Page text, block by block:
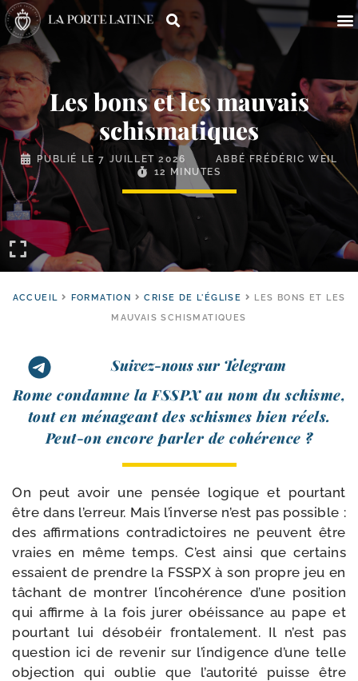
Les bons et les mauvais
schismatiques
PUBLIÉ LE7 JUILLET 2026
ABBÉ FRÉDÉRIC WEIL
12 MINUTES
ACCUEIL FORMATION CRISE DE L'ÉGLISE
LES BONS ET LES
MAUVAIS SCHISMATIQUES
Suivez-nous sur Telegram
Rome condamne la FSSPX au nom du schisme,
tout en ména­geant des schismes bien réels.
Peut-​on encore par­ler de cohérence ?
On peut avoir une pen­sée logique et pour­tant
être dans l’erreur. Mais l’inverse n’est pas pos­sible :
des affir­ma­tions contra­dic­toires ne peuvent être
vraies en même temps. C’est ain­si que cer­tains
essaient de prendre la FSSPX à son propre jeu en
tâchant de mon­trer l’incohérence d’une posi­tion
qui affirme à la fois jurer obéis­sance au pape et
pour­tant lui déso­béir fron­ta­le­ment. Il n’est pas
ques­tion ici de reve­nir sur l’indigence d’une telle
objec­tion qui oublie que l’autorité puisse être